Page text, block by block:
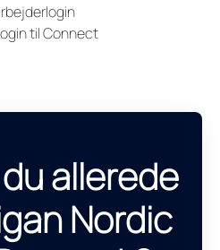
til Connect
allerede
Nordic